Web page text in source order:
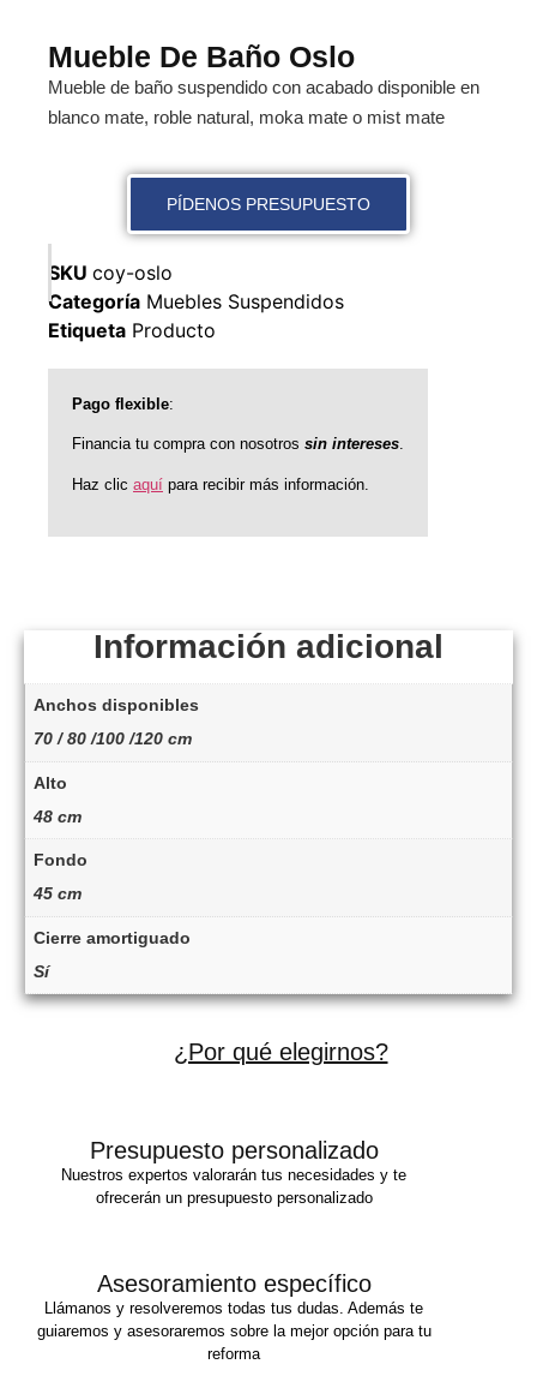
Mueble De Baño Oslo
Mueble de baño suspendido con acabado disponible en
blanco mate, roble natural, moka mate o mist mate
PÍDENOS PRESUPUESTO
SKU coy-oslo
Categoría Muebles Suspendidos
Etiqueta Producto
Pago flexible:
Financia tu compra con nosotros sin intereses.
Haz clic aquí para recibir más información.
Información adicional
Anchos disponibles
70 / 80 /100 /120 cm
Alto
48 cm
Fondo
45 cm
Cierre amortiguado
Sí
¿Por qué elegirnos?
Presupuesto personalizado
Nuestros expertos valorarán tus necesidades y te
ofrecerán un presupuesto personalizado
Asesoramiento específico
Llámanos y resolveremos todas tus dudas. Además te
guiaremos y asesoraremos sobre la mejor opción para tu
reforma